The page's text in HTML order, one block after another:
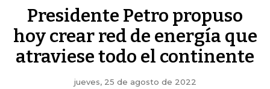
Presidente Petro propuso
hoy crear red de energía que
atraviese todo el continente
jueves, 25 de agosto de 2022